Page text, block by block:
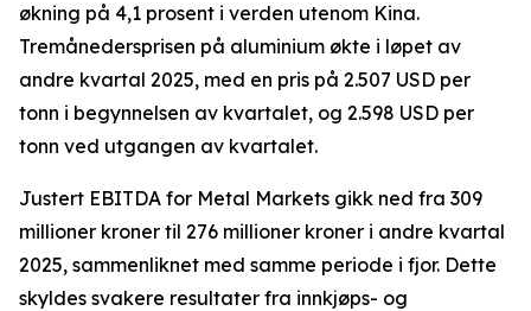
økning på 4,1 prosent i verden utenom Kina.
Tremånedersprisen på aluminium økte i løpet av
andre kvartal 2025, med en pris på 2.507 USD per
tonn i begynnelsen av kvartalet, og 2.598 USD per
tonn ved utgangen av kvartalet.
Justert EBITDA for Metal Markets gikk ned fra 309
millioner kroner til 276 millioner kroner i andre kvartal
2025, sammenliknet med samme periode i fjor. Dette
skyldes svakere resultater fra innkjøps- og